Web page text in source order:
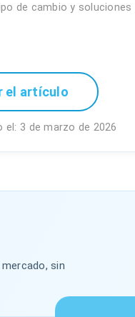
de cambio y soluciones
el artículo
el: 3 de marzo de 2026
sin